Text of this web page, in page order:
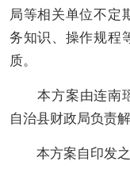
局等相关单位不定
务知识、操作规程
质。
本方案由连南
自治县财政局负责解
本方案自印发